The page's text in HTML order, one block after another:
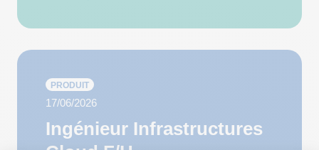
PRODUIT
17/06/2026
Ingénieur Infrastructures